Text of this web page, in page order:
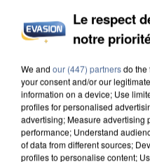
UN SECOND CADRE
Le respect
notre
We and our (447) partnersdo the
your consent and/or our
information on a device; Use
profiles for personalised
advertising; Measure advertising
performance; Understand
of data from different sources;
profiles to personalise content;